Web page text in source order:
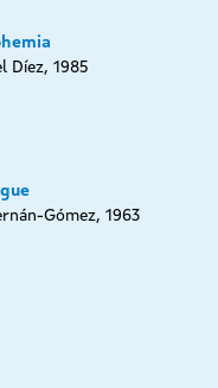
Díez, 1985
Gómez, 1963